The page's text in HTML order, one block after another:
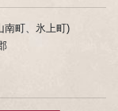
南町、氷上町)